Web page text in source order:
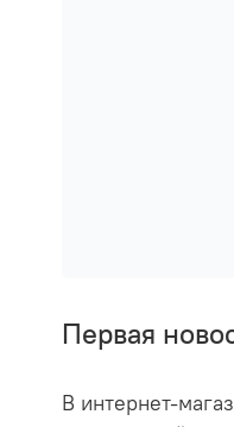
Первая
В интернет-